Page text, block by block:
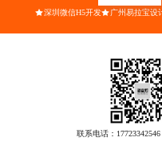
深圳微信H5开发 广州易拉宝设
联系电话： 17723342546